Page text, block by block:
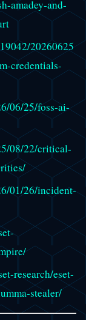
amadey-and-
20260625
credentials-
06/25/foss-ai-
08/22/critical-
01/26/incident-
research/eset-
stealer/